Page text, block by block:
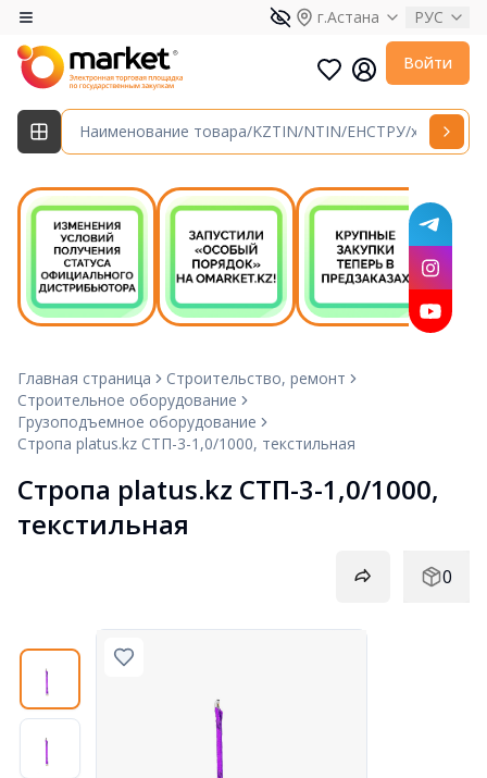
г.Астана РУС
Войти
Главная страница
Строительство, ремонт
Строительное оборудование
Грузоподъемное оборудование
Стропа platus.kz СТП-3-1,0/1000, текстильная
Стропа platus.kz СТП-3-1,0/1000,
текстильная
0